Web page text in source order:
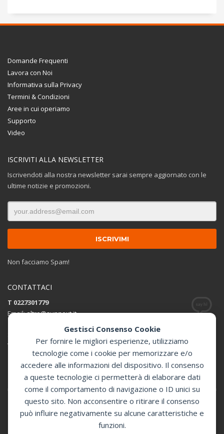
Gestisci Consenso Cookie
Per fornire le migliori esperienze, utilizziamo
tecnologie come i cookie per memorizzare e/o
accedere alle informazioni del dispositivo. Il consenso
a queste tecnologie ci permetterà di elaborare dati
come il comportamento di navigazione o ID unici su
questo sito. Non acconsentire o ritirare il consenso
può influire negativamente su alcune caratteristiche e
funzioni.
Domande Frequenti
Lavora con Noi
Informativa sulla Privacy
Termini & Condizioni
Aree in cui operiamo
Supporto
Video
ISCRIVITI ALLA NEWSLETTER
Iscrivendoti alla nostra newsletter sarai sempre aggiornato con le
ultime notizie e promozioni.
Non facciamo Spam!
CONTATTACI
T 0227301779
Email:altro@sunnext.it
Via Perugino 44 , 20093 Cologno Monzese (MI)
Apri in Google Maps
GET SOCIAL